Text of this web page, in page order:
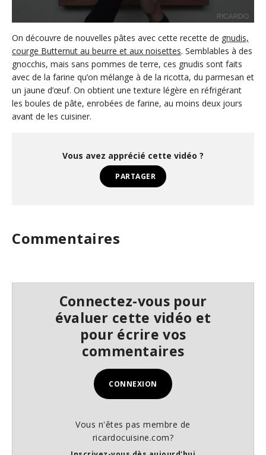
s
c
o
n
d
s
o
2
e
c
s
On découvre de nouvelles pâtes avec cette recette de gnudis,
courge Butternut au beurre et aux noisettes. Semblables à des
gnocchis, mais sans pommes de terre, ces gnudis sont faits
avec de la farine qu’on mélange à de la ricotta, du parmesan et
un jaune d’œuf. On obtient une texture légère en réfrigérant
les boules de pâte, enrobées de farine, au moins deux jours
avant de les cuisiner.
Vous avez apprécié cette vidéo ?
PARTAGER
Commentaires
Connectez-vous pour
évaluer cette vidéo et
pour écrire vos
commentaires
CONNEXION
Vous n'êtes pas membre de
ricardocuisine.com?